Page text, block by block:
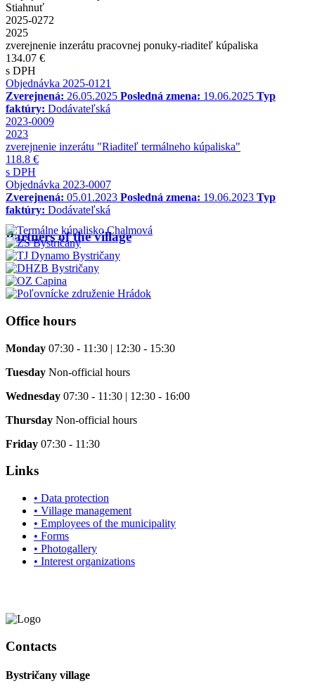
Stiahnuť
2025-0272
2025
zverejnenie inzerátu pracovnej ponuky-riaditeľ kúpaliska
134.07 €
s DPH
Objednávka 2025-0121
Zverejnená: 26.05.2025 Posledná zmena: 19.06.2025 Typ
faktúry: Dodávateľská
2023-0009
2023
zverejnenie inzerátu "Riaditeľ termálneho kúpaliska"
118.8 €
s DPH
Objednávka 2023-0007
Zverejnená: 05.01.2023 Posledná zmena: 19.06.2023 Typ
faktúry: Dodávateľská
Partners of the village
Office hours
Monday 07:30 - 11:30 | 12:30 - 15:30
Tuesday Non-official hours
Wednesday 07:30 - 11:30 | 12:30 - 16:00
Thursday Non-official hours
Friday 07:30 - 11:30
Links
• Data protection
• Village management
• Employees of the municipality
• Forms
• Photogallery
• Interest organizations
Contacts
Bystričany village